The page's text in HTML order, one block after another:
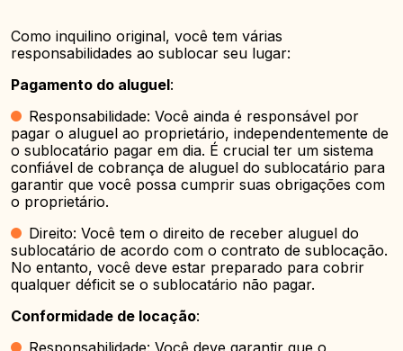
Como inquilino original, você tem várias
responsabilidades ao sublocar seu lugar:
Pagamento do aluguel:
Responsabilidade: Você ainda é responsável por
pagar o aluguel ao proprietário, independentemente de
o sublocatário pagar em dia. É crucial ter um sistema
confiável de cobrança de aluguel do sublocatário para
garantir que você possa cumprir suas obrigações com
o proprietário.
Direito: Você tem o direito de receber aluguel do
sublocatário de acordo com o contrato de sublocação.
No entanto, você deve estar preparado para cobrir
qualquer déficit se o sublocatário não pagar.
Conformidade de locação:
Responsabilidade: Você deve garantir que o